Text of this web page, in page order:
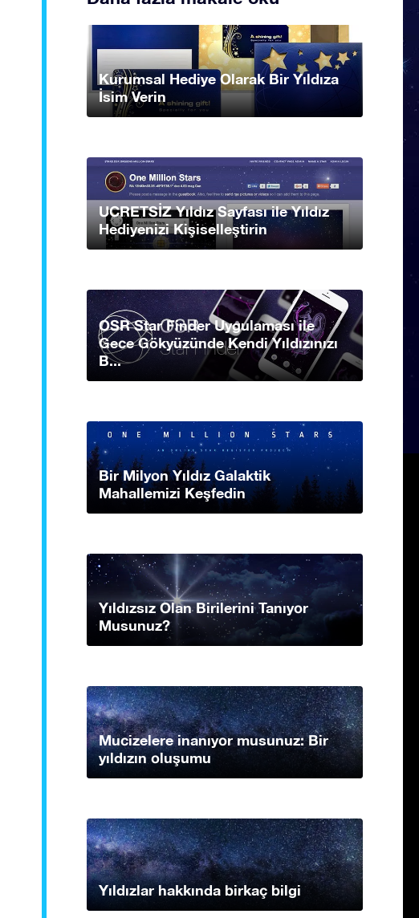
Kurumsal Hediye Olarak Bir Yıldıza
İsim Verin
UCRETSİZ Yıldız Sayfası ile Yıldız
Hediyenizi Kişiselleştirin
OSR Star Finder Uygulaması ile
Gece Gökyüzünde Kendi Yıldızınızı
B...
Bir Milyon Yıldız Galaktik
Mahallemizi Keşfedin
Yıldızsız Olan Birilerini Tanıyor
Musunuz?
Mucizelere inanıyor musunuz: Bir
yıldızın oluşumu
Yıldızlar hakkında birkaç bilgi